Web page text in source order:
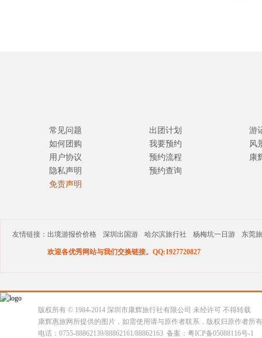
常见问题
如何团购
用户协议
隐私声明
免责声明
出团计划
我要预约
预约流程
预约查询
游
风
康
友情链接： 出境游报价价格 深圳出国游 哈尔滨旅行社 杨梅坑一日游 东莞
欢迎各优秀网站与我们交换链接。QQ:1927720827
版权所有 © 1984-2014 深圳市康辉旅行社有限公司 未经许可 不得转载
康辉惠旅网所提供的图片，如需使用请与原作者联系，版权归原作者所
电话：0755-88862139/88862161/88862163 备案：粤ICP备05088116号-1